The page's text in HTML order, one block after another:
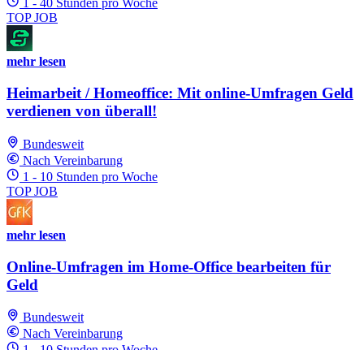
1 - 40 Stunden pro Woche
TOP JOB
mehr lesen
Heimarbeit / Homeoffice: Mit online-Umfragen Geld
verdienen von überall!
Bundesweit
Nach Vereinbarung
1 - 10 Stunden pro Woche
TOP JOB
mehr lesen
Online-Umfragen im Home-Office bearbeiten für
Geld
Bundesweit
Nach Vereinbarung